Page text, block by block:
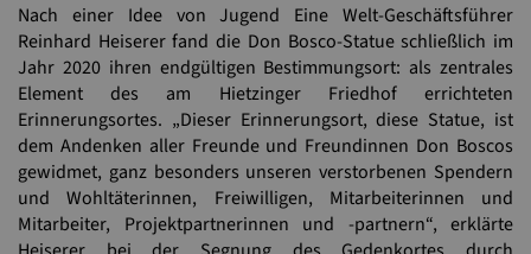
Nach einer Idee von Jugend Eine Welt-Geschäftsführer
Reinhard Heiserer fand die Don Bosco-Statue schließlich im
Jahr 2020 ihren endgültigen Bestimmungsort: als zentrales
Element des am Hietzinger Friedhof errichteten
Erinnerungsortes. „Dieser Erinnerungsort, diese Statue, ist
dem Andenken aller Freunde und Freundinnen Don Boscos
gewidmet, ganz besonders unseren verstorbenen Spendern
und Wohltäterinnen, Freiwilligen, Mitarbeiterinnen und
Mitarbeiter, Projektpartnerinnen und -partnern“, erklärte